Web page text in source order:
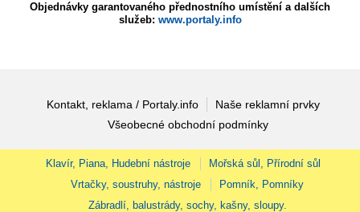
Objednávky garantovaného přednostního umístění a dalších
služeb: www.portaly.info
Kontakt, reklama / Portaly.info
Naše reklamní prvky
Všeobecné obchodní podmínky
Klavír, Piana, Hudební nástroje
Mořská sůl, Přírodní sůl
Vrtačky, soustruhy, nástroje
Pomník, Pomníky
Zábradlí, balustrády, sochy, kašny, sloupy.